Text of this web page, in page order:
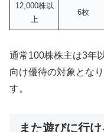
12,000株以
上
6枚
通常100株株主は3年
向け優待の対象とな
す。
また遊びに行け